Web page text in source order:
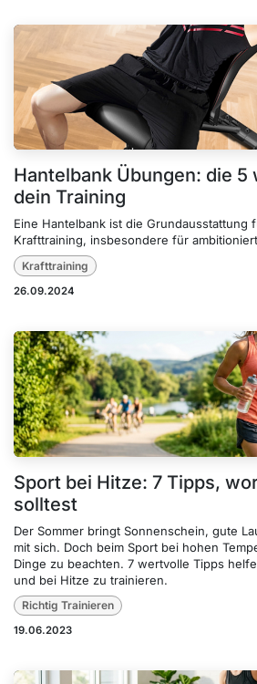
Hantelbank Übungen: die
dein Training
Eine Hantelbank ist die Grundausstattung
Krafttraining, insbesondere für
Krafttraining
26.09.2024
Sport bei Hitze: 7 Tipps,
solltest
Der Sommer bringt Sonnenschein, gute
mit sich. Doch beim Sport bei hohen
Dinge zu beachten. 7 wertvolle Tipps
und bei Hitze zu trainieren.
Richtig Trainieren
19.06.2023